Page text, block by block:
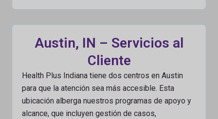
Austin, IN – Servicios al
Cliente
Health Plus Indiana tiene dos centros en Austin
para que la atención sea más accesible. Esta
ubicación alberga nuestros programas de apoyo y
alcance, que incluyen gestión de casos,